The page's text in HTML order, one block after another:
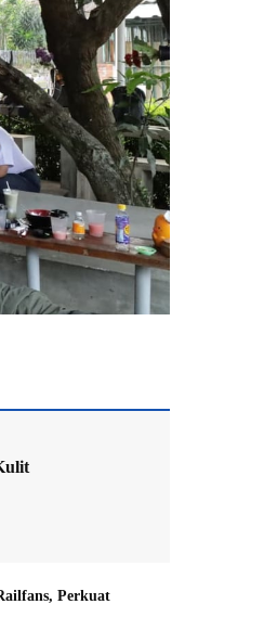
Perkuat